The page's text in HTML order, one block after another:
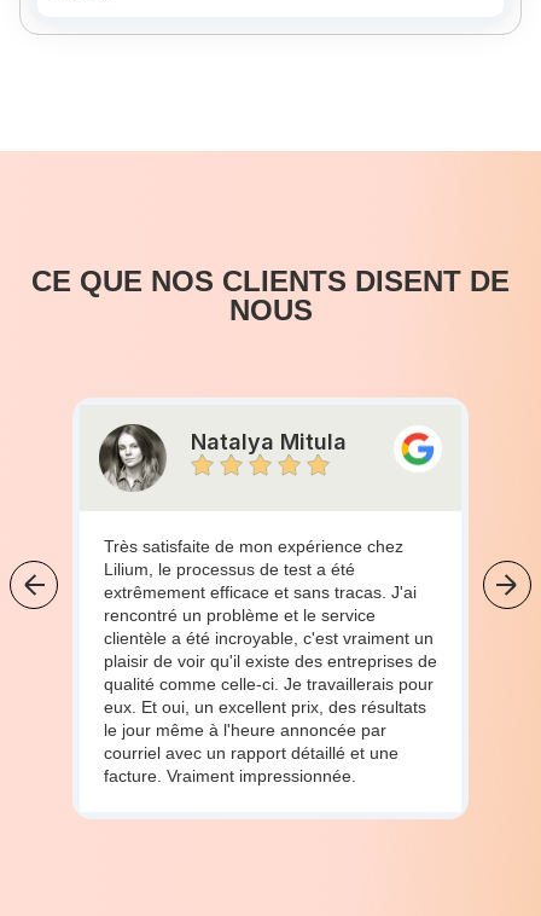
CE QUE NOS CLIENTS DISENT DE
NOUS
Natalya Mitula
Très satisfaite de mon expérience chez
Lilium, le processus de test a été
extrêmement efficace et sans tracas. J'ai
rencontré un problème et le service
clientèle a été incroyable, c'est vraiment un
plaisir de voir qu'il existe des entreprises de
qualité comme celle-ci. Je travaillerais pour
eux. Et oui, un excellent prix, des résultats
le jour même à l'heure annoncée par
courriel avec un rapport détaillé et une
facture. Vraiment impressionnée.